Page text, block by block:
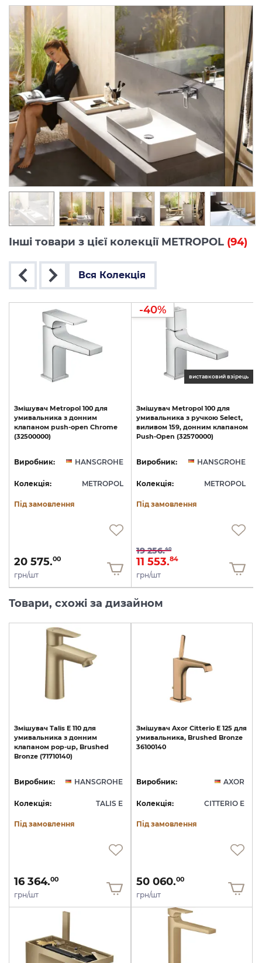
Інші товари з цієї колекції METROPOL (94)
Вся Колекція
Змішувач Metropol 100 для
умивальника з донним
клапаном push-open Chrome
(32500000)
Виробник: HANSGROHE
Колекція: METROPOL
Під замовлення
20 575.00
грн/шт
виставковий взірець
-40%
Змішувач Metropol 100 для
умивальника з ручкою Select,
виливом 159, донним клапаном
Push-Open (32570000)
Виробник: HANSGROHE
Колекція: METROPOL
Під замовлення
19 256.40
11 553.84
грн/шт
Товари, схожі за дизайном
Змішувач Talis E 110 для
умивальника з донним
клапаном pop-up, Brushed
Bronze (71710140)
Виробник: HANSGROHE
Колекція: TALIS E
Під замовлення
16 364.00
грн/шт
Змішувач Axor Citterio E 125 для
умивальника, Brushed Bronze
36100140
Виробник: AXOR
Колекція: CITTERIO E
Під замовлення
50 060.00
грн/шт